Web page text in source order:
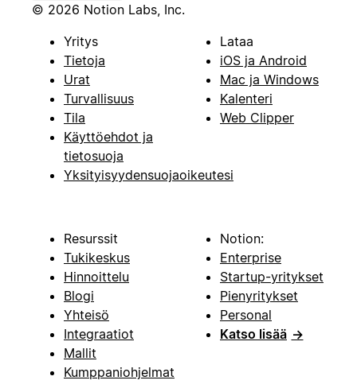
© 2026 Notion Labs, Inc.
Yritys
Tietoja
Urat
Turvallisuus
Tila
Käyttöehdot ja
tietosuoja
Yksityisyydensuojaoikeutesi
Lataa
iOS ja Android
Mac ja Windows
Kalenteri
Web Clipper
Resurssit
Tukikeskus
Hinnoittelu
Blogi
Yhteisö
Integraatiot
Mallit
Kumppaniohjelmat
Notion:
Enterprise
Startup-yritykset
Pienyritykset
Personal
Katso lisää →